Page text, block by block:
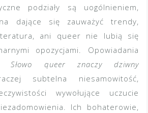
podziały są uogólnieniem,
dające się zauważyć trendy,
ani queer nie lubią się
opozycjami. Opowiadania
wSłowo queer znaczy dziwny
subtelna niesamowitość,
wywołujące uczucie
Ich bohaterowie,